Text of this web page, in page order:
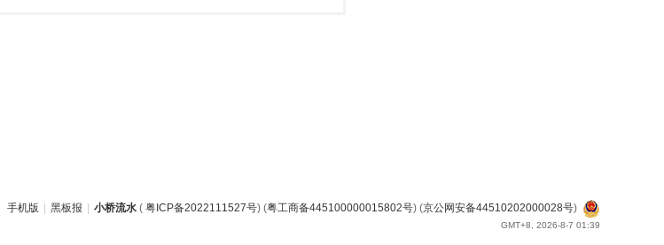
手机版 黑板报 小桥流水 ( 粤ICP备2022111527号) (粤工商备445100000015802号) (京公网安备44510202000028号)
GMT+8, 2026-8-7 01:39